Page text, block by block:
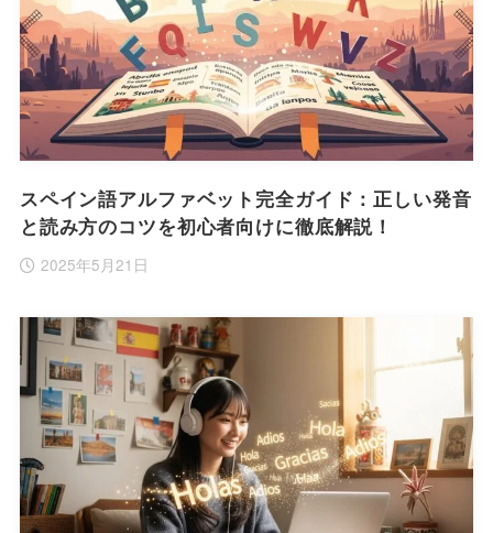
スペイン語アルファベット完全ガイド：正しい発音
と読み方のコツを初心者向けに徹底解説！
2025年5月21日